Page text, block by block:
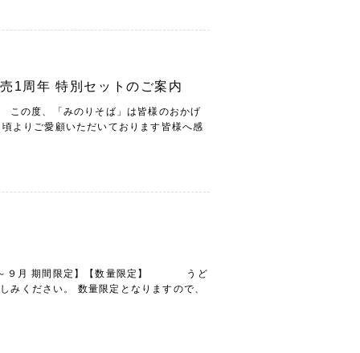
1周年 特別セットのご案内
この度、「みのりそば」は皆様のおかげ
よりご愛顧いただいております皆様へ感
月～９月 期間限定】【数量限定】 うど
みください。 数量限定となりますので、